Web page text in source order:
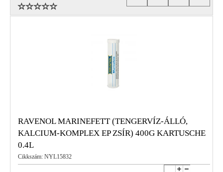
RAVENOL MARINEFETT (TENGERVÍZ-ÁLLÓ,
KALCIUM-KOMPLEX EP ZSÍR) 400G KARTUSCHE
0.4L
Cikkszám: NYL15832